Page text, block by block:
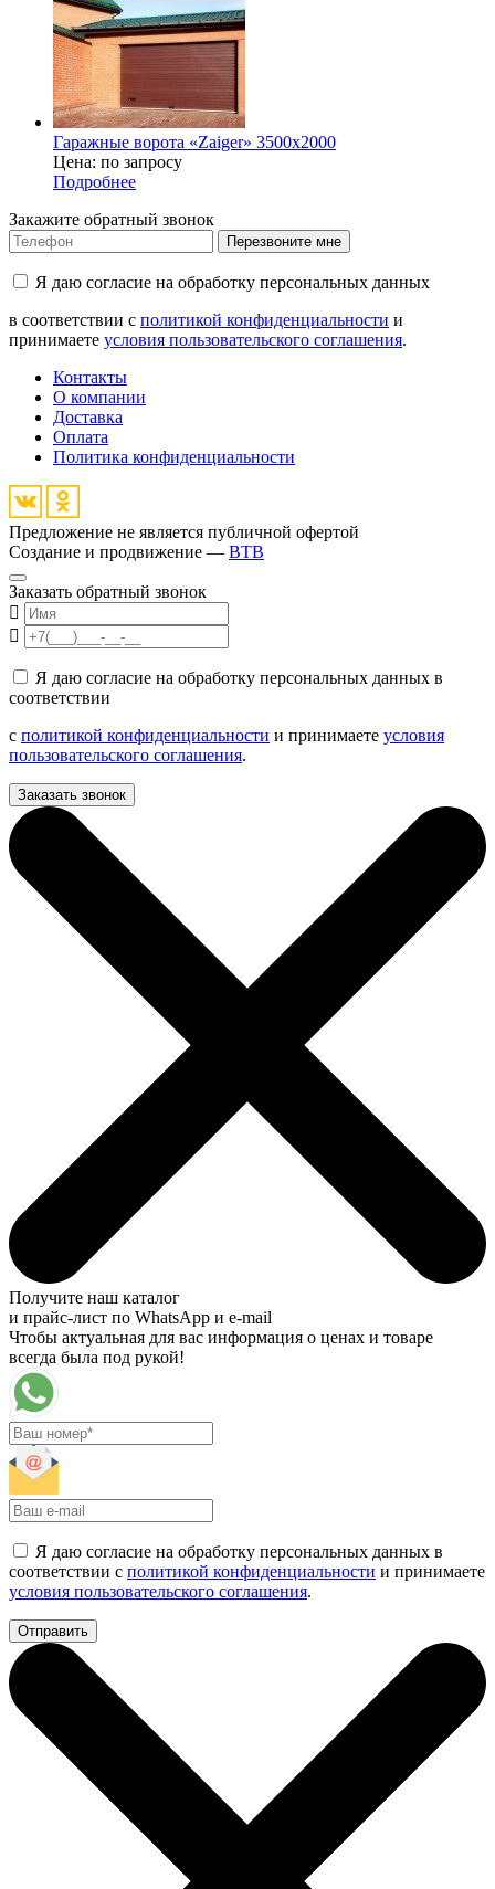
Гаражные ворота «Zaiger» 3500х2000
Цена: по запросу
Подробнее
Закажите обратный звонок
Перезвоните мне
Я даю согласие на обработку персональных данных
в соответствии с политикой конфиденциальности и
принимаете условия пользовательского соглашения.
Контакты
О компании
Доставка
Оплата
Политика конфиденциальности
Предложение не является публичной офертой
Создание и продвижение — BTB
Заказать обратный звонок
Я даю согласие на обработку персональных данных в
соответствии
с политикой конфиденциальности и принимаете условия
пользовательского соглашения.
Заказать звонок
Получите наш каталог
и прайс-лист по WhatsApp и e-mail
Чтобы актуальная для вас информация о ценах и товаре
всегда была под рукой!
Я даю согласие на обработку персональных данных в
соответствии с политикой конфиденциальности и принимаете
условия пользовательского соглашения.